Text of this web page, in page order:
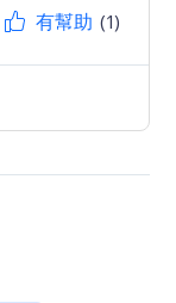
有幫助 (1)